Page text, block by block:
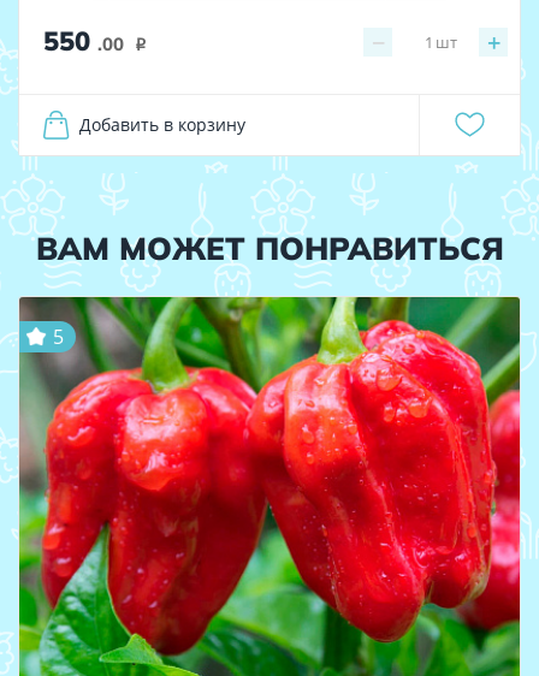
550 .00 i − +
1 шт
Добавить в корзину
ВАМ МОЖЕТ ПОНРАВИТЬСЯ
5